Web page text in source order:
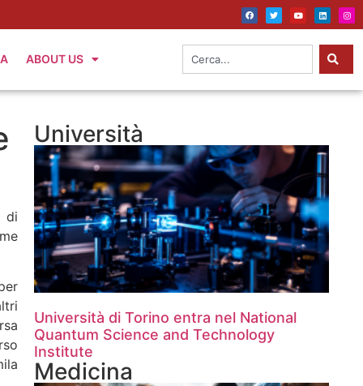
ABOUT US
di
Università
Università di Torino entra nel National
Quantum Science and Technology
Institute
Medicina